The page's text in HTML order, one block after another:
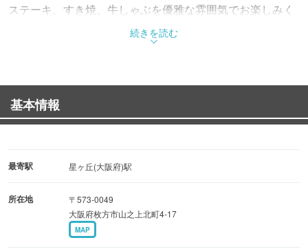
ステーキ、すき焼、牛しゃぶを優雅な雰囲気でお楽しみく
・おもてなしに最適『名産松阪肉 松阪ステーキ』
・コクのある自家製割り下で仕立てる『松阪肉すき焼』
・創業当時からの人気メニュー「牛肉の生姜焼き定食 ２，
・専門店のビフカツもお楽しみいただけます
大切なゲストとのお食事や職場宴会に相応しい上質な快適
続きを読む
基本情報
最寄駅 星ヶ丘(大阪府)駅
所在地
〒573-0049
大阪府枚方市山之上北町4-17
MAP